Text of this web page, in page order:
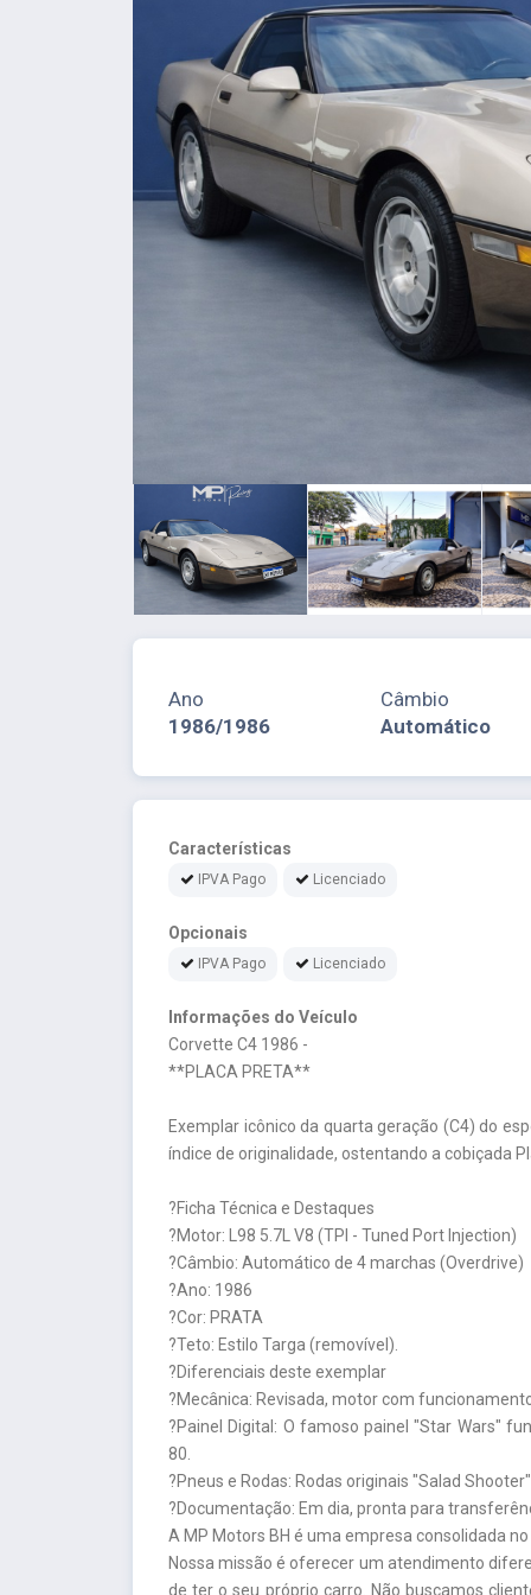
Ano
1986/1986
Câmbio
Automático
Características
IPVA Pago Licenciado
Opcionais
IPVA Pago Licenciado
Informações do Veículo
Corvette C4 1986 -
**PLACA PRETA**
Exemplar icônico da quarta geração (C4) do
índice de originalidade, ostentando a cobiçada
?Ficha Técnica e Destaques
?Motor: L98 5.7L V8 (TPI - Tuned Port Injection)
?Câmbio: Automático de 4 marchas (Overdrive)
?Ano: 1986
?Cor: PRATA
?Teto: Estilo Targa (removível).
?Diferenciais deste exemplar
?Mecânica: Revisada, motor com
?Painel Digital: O famoso painel "Star Wars"
80.
?Pneus e Rodas: Rodas originais "Salad
?Documentação: Em dia, pronta para
A MP Motors BH é uma empresa consolidada
Nossa missão é oferecer um atendimento
de ter o seu próprio carro. Não buscamos